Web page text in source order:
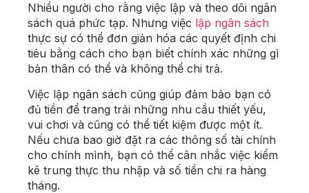
Nhiều người cho rằng việc lập và theo dõi ngân
sách quá phức tạp. Nhưng việc lập ngân sách
thực sự có thể đơn giản hóa các quyết định chi
tiêu bằng cách cho bạn biết chính xác những gì
bản thân có thể và không thể chi trả.
Việc lập ngân sách cũng giúp đảm bảo bạn có
đủ tiền để trang trải những nhu cầu thiết yếu,
vui chơi và cũng có thể tiết kiệm được một ít.
Nếu chưa bao giờ đặt ra các thông số tài chính
cho chính mình, bạn có thể cân nhắc việc kiểm
kê trung thực thu nhập và số tiền chi ra hàng
tháng.